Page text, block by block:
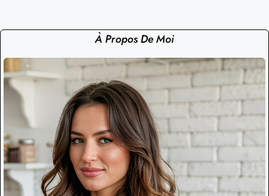
À Propos De Moi